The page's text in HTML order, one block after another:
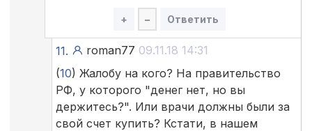
+ – Ответить
11. roman77 09.11.18 14:31
(10) Жалобу на кого? На правительство
РФ, у которого "денег нет, но вы
держитесь?". Или врачи должны были за
свой счет купить? Кстати, в нашем